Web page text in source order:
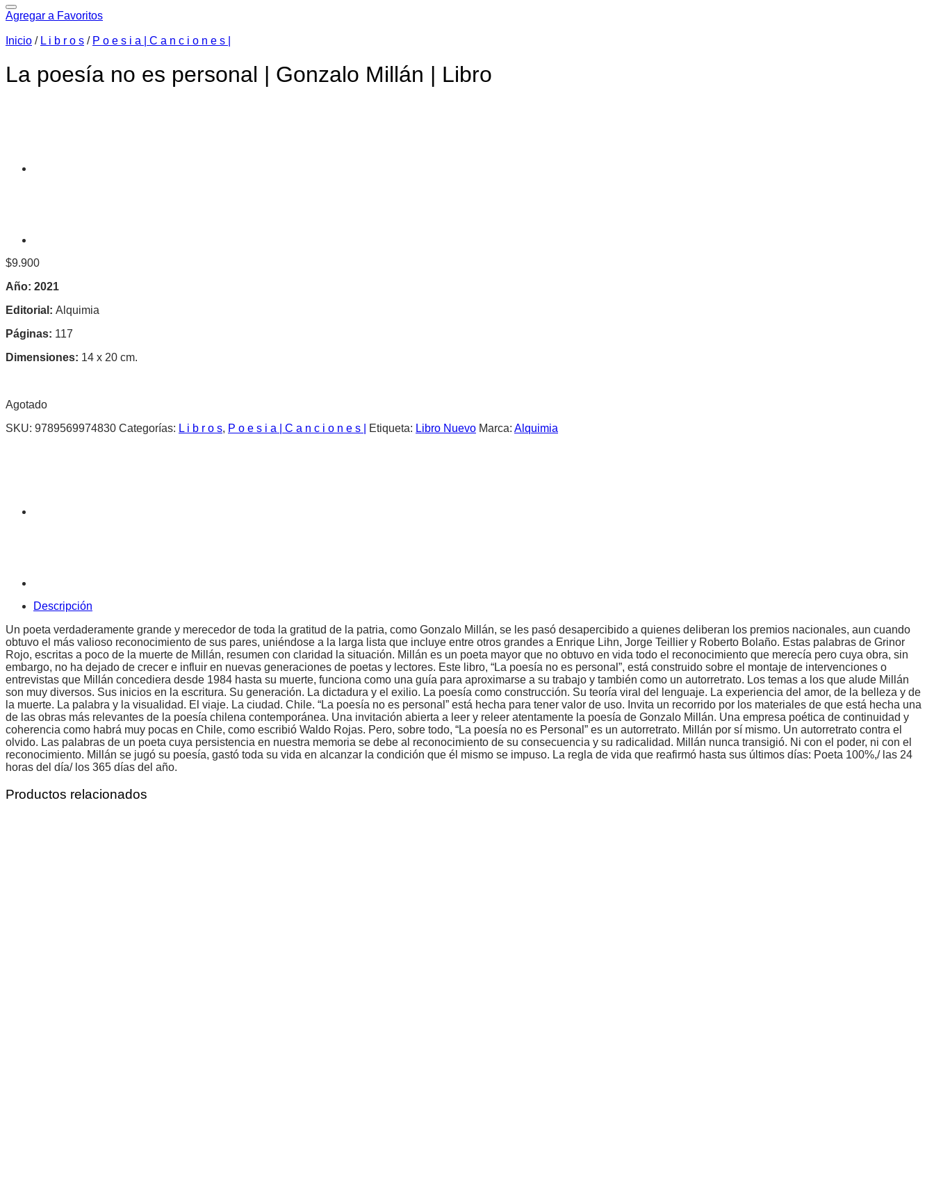
Agregar a Favoritos
Inicio / L i b r o s / P o e s i a | C a n c i o n e s |
La poesía no es personal | Gonzalo Millán | Libro
$9.900
Año: 2021
Editorial: Alquimia
Páginas: 117
Dimensiones: 14 x 20 cm.
Agotado
SKU: 9789569974830 Categorías: L i b r o s, P o e s i a | C a n c i o n e s | Etiqueta: Libro Nuevo Marca: Alquimia
Descripción
Un poeta verdaderamente grande y merecedor de toda la gratitud de la patria, como Gonzalo Millán, se les pasó desapercibido a quienes deliberan los premios nacionales, aun cuando
obtuvo el más valioso reconocimiento de sus pares, uniéndose a la larga lista que incluye entre otros grandes a Enrique Lihn, Jorge Teillier y Roberto Bolaño. Estas palabras de Grinor
Rojo, escritas a poco de la muerte de Millán, resumen con claridad la situación. Millán es un poeta mayor que no obtuvo en vida todo el reconocimiento que merecía pero cuya obra, sin
embargo, no ha dejado de crecer e influir en nuevas generaciones de poetas y lectores. Este libro, “La poesía no es personal”, está construido sobre el montaje de intervenciones o
entrevistas que Millán concediera desde 1984 hasta su muerte, funciona como una guía para aproximarse a su trabajo y también como un autorretrato. Los temas a los que alude Millán
son muy diversos. Sus inicios en la escritura. Su generación. La dictadura y el exilio. La poesía como construcción. Su teoría viral del lenguaje. La experiencia del amor, de la belleza y de
la muerte. La palabra y la visualidad. El viaje. La ciudad. Chile. “La poesía no es personal” está hecha para tener valor de uso. Invita un recorrido por los materiales de que está hecha una
de las obras más relevantes de la poesía chilena contemporánea. Una invitación abierta a leer y releer atentamente la poesía de Gonzalo Millán. Una empresa poética de continuidad y
coherencia como habrá muy pocas en Chile, como escribió Waldo Rojas. Pero, sobre todo, “La poesía no es Personal” es un autorretrato. Millán por sí mismo. Un autorretrato contra el
olvido. Las palabras de un poeta cuya persistencia en nuestra memoria se debe al reconocimiento de su consecuencia y su radicalidad. Millán nunca transigió. Ni con el poder, ni con el
reconocimiento. Millán se jugó su poesía, gastó toda su vida en alcanzar la condición que él mismo se impuso. La regla de vida que reafirmó hasta sus últimos días: Poeta 100%,/ las 24
horas del día/ los 365 días del año.
Productos relacionados